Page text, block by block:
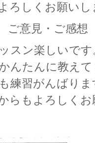
ろしくお願いし
意見・ご感想
スン楽しいで
んたんに教え
練習がんばりま
らもよろしく